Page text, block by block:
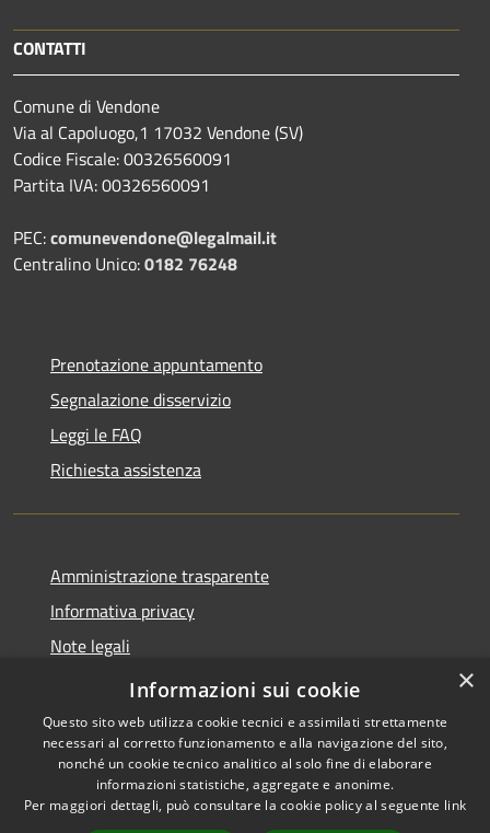
CONTATTI
Comune di Vendone
Via al Capoluogo,1 17032 Vendone (SV)
Codice Fiscale: 00326560091
Partita IVA: 00326560091
PEC:comunevendone@legalmail.it
Centralino Unico:0182 76248
Prenotazione appuntamento
Segnalazione disservizio
Leggi le FAQ
Richiesta assistenza
Amministrazione trasparente
Informativa privacy
Note legali
Dichiarazione di accessibilità
Accessibilità
Copyright © 2026 • Comune di
Vendone • Powered by
×
Informazioni sui cookie
Questo sito web utilizza cookie tecnici e assimilati strettamente
necessari al corretto funzionamento e alla navigazione del sito,
nonché un cookie tecnico analitico al solo fine di elaborare
informazioni statistiche, aggregate e anonime.
Per maggiori dettagli, può consultare la cookie policy al seguente link